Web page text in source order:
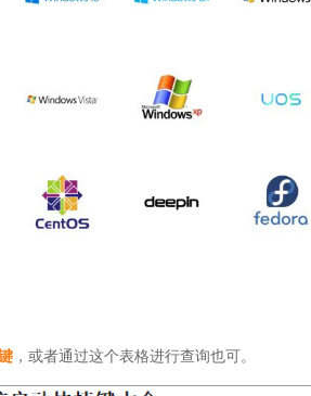
，或者通过这个表格进行查询也可。